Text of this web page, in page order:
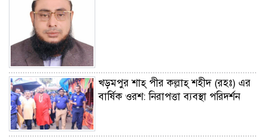
খড়মপুর শাহ্ পীর কল্লাহ্ শহীদ (রহঃ) এর
বার্ষিক ওরশ: নিরাপত্তা ব্যবস্থা পরিদর্শন